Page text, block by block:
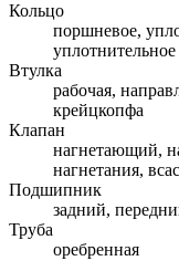
Кольцо
поршневое,
уплотнительное
Втулка
рабочая,
крейцкопфа
Клапан
нагнетающий,
нагнетания,
Подшипник
задний,
Труба
оребренная